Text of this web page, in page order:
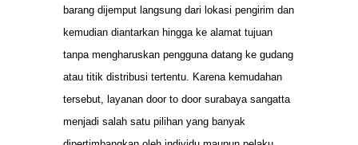
barang dijemput langsung dari lokasi pengirim dan
kemudian diantarkan hingga ke alamat tujuan
tanpa mengharuskan pengguna datang ke gudang
atau titik distribusi tertentu. Karena kemudahan
tersebut, layanan door to door surabaya sangatta
menjadi salah satu pilihan yang banyak